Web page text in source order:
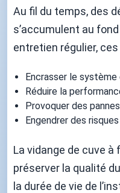
Au fil du temps, des
s’accumulent au
entretien régulier,
Encrasser le
Réduire la
Provoquer des
Engendrer des
La vidange de cuve à
préserver la qualité
la durée de vie de